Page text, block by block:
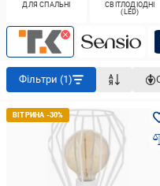
ДЛЯ СПАЛЬНІ
СВІТЛОДІОДНІ
(LED)
Фільтри (1)